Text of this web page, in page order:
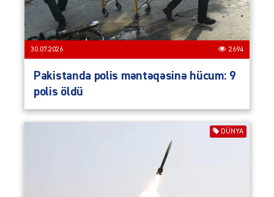
30.07.2026 2694
Pakistanda polis məntəqəsinə hücum: 9
polis öldü
DÜNYA